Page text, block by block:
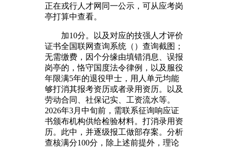
正在戎行人才网同一公示，可从应考岗
亭打算中查看。
加10分。以及对应的技强人才评价
证书全国联网查询系统（）查询截图；
无需缴费，因个分缘由填错消息、误报
岗亭的，恪守国度法令律例，以及服役
年限满5年的退役甲士，用人单元均能
够打消其报考资历或者录用资历。以及
劳动合同、社保记实、工资流水等。
2026年3月中旬前，需联系征询响应证
书颁布机构供给检验材料。打消录用资
历。此中，并逐级报工做部存案。分析
查核满分100分，除上述前提外，理论